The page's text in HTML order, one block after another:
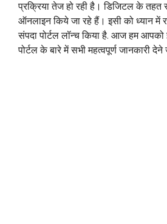
प्रक्रिया तेज हो रही है। डिजिटल के
ऑनलाइन किये जा रहे हैं। इसी को ध्यान में
संपदा पोर्टल लॉन्च किया है. आज हम
पोर्टल के बारे में सभी महत्वपूर्ण जानकारी देने